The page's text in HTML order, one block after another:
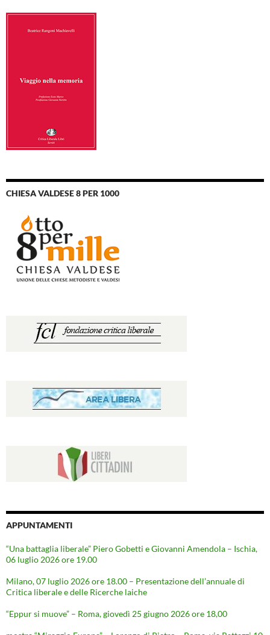
CHIESA VALDESE 8 PER 1000
APPUNTAMENTI
“Una battaglia liberale” Piero Gobetti e Giovanni Amendola – Ischia,
06 luglio 2026 ore 19.00
Milano, 07 luglio 2026 ore 18.00 – Presentazione dell’annuale di
Critica liberale e delle Ricerche laiche
“Eppur si muove” – Roma, giovedì 25 giugno 2026 ore 18,00